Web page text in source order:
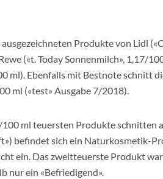
Produkte von Lidl
(«t. Today Sonnenmilch», 1,17/
ml). Ebenfalls mit Bestnote schnitt
ml («test» Ausgabe 7/2018).
ml teuersten Produkte schnitten
befindet sich ein Naturkosmetik-
ein. Das zweitteuerste Produkt
nur ein «Befriedigend».